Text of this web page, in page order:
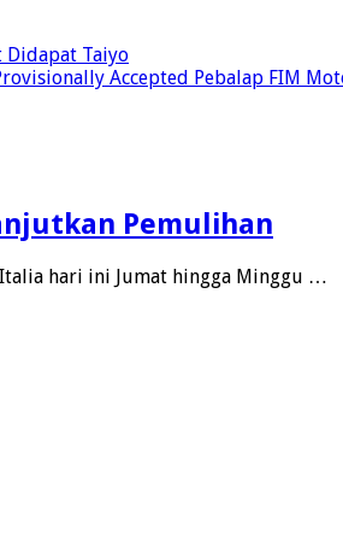
Didapat Taiyo
Accepted Pebalap FIM
Pemulihan
hari ini Jumat hingga Minggu …